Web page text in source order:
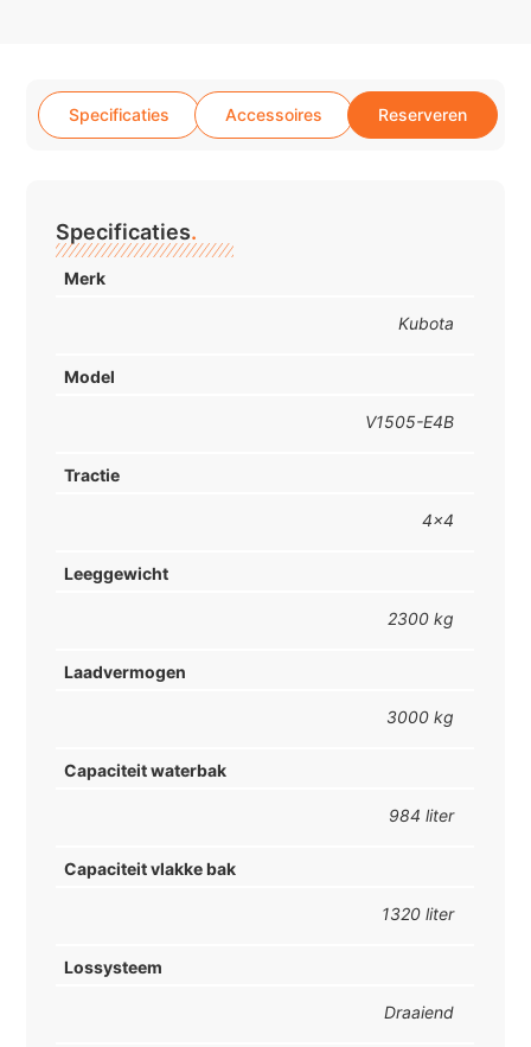
Specificaties Accessoires Reserveren
Specificaties.
Merk
Kubota
Model
V1505-E4B
Tractie
4x4
Leeggewicht
2300 kg
Laadvermogen
3000 kg
Capaciteit waterbak
984 liter
Capaciteit vlakke bak
1320 liter
Lossysteem
Draaiend